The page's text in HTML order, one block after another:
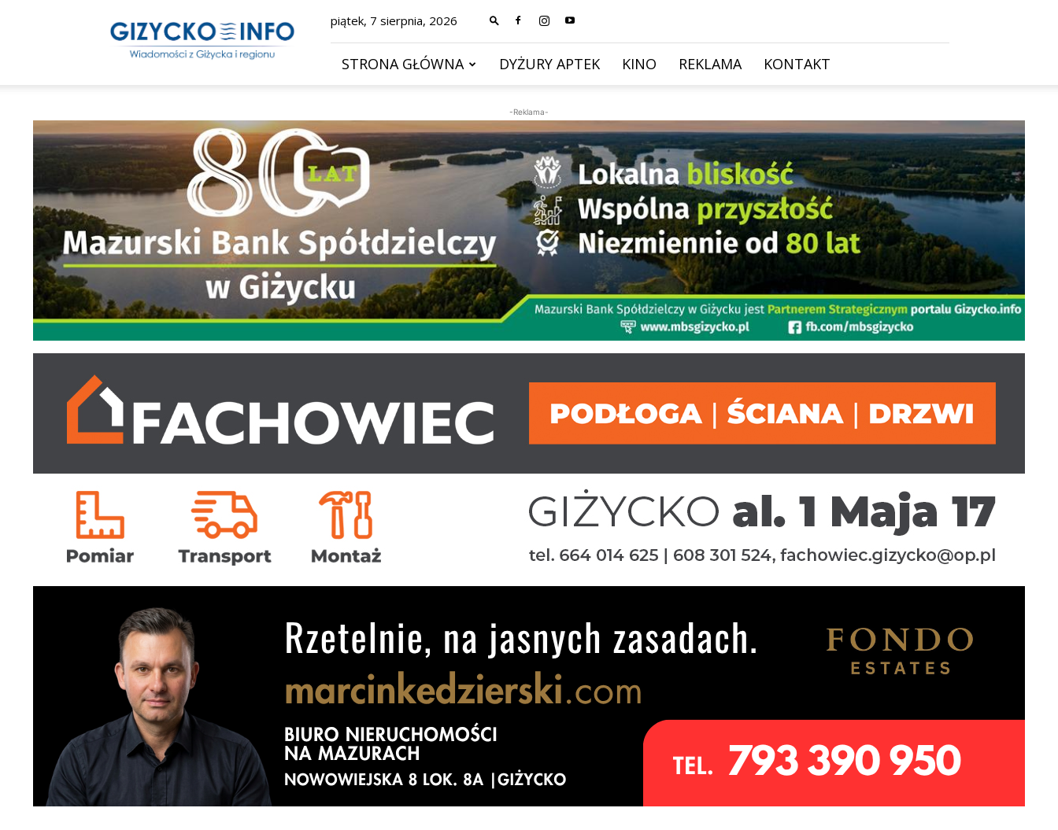
–
wiadomości
piątek, 7 sierpnia, 2026
STRONA GŁÓWNA DYŻURY APTEK KINO REKLAMA KONTAKT
-Reklama-